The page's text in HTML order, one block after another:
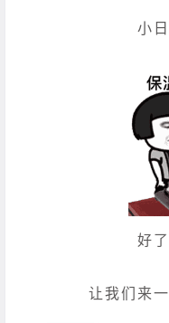
小
好
让我们来